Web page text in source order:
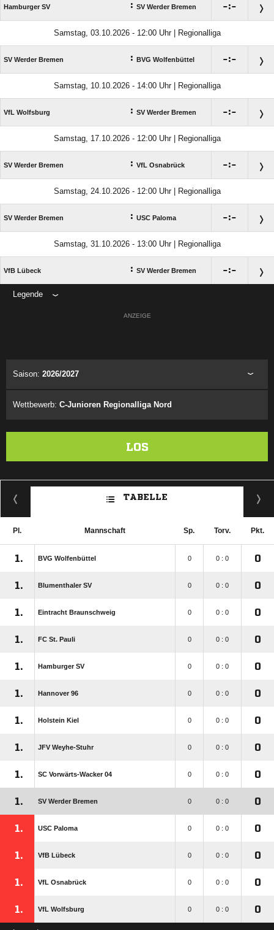
Hamburger SV : SV Werder Bremen :
Samstag, 03.10.2026 - 12:00 Uhr | Regionalliga
SV Werder Bremen : BVG Wolfenbüttel :
Samstag, 10.10.2026 - 14:00 Uhr | Regionalliga
VfL Wolfsburg : SV Werder Bremen :
Samstag, 17.10.2026 - 12:00 Uhr | Regionalliga
SV Werder Bremen : VfL Osnabrück :
Samstag, 24.10.2026 - 12:00 Uhr | Regionalliga
SV Werder Bremen : USC Paloma :
Samstag, 31.10.2026 - 13:00 Uhr | Regionalliga
VfB Lübeck : SV Werder Bremen :
Legende
ANZEIGE
Saison: 2026/2027
Wettbewerb: C-Junioren Regionalliga Nord
LOS
TABELLE
Pl. Mannschaft Sp. Torv. Pkt.
1. BVG Wolfenbüttel 0 0 : 0 0
1. Blumenthaler SV 0 0 : 0 0
1. Eintracht Braunschweig 0 0 : 0 0
1. FC St. Pauli 0 0 : 0 0
1. Hamburger SV 0 0 : 0 0
1. Hannover 96 0 0 : 0 0
1. Holstein Kiel 0 0 : 0 0
1. JFV Weyhe-Stuhr 0 0 : 0 0
1. SC Vorwärts-Wacker 04 0 0 : 0 0
1. SV Werder Bremen 0 0 : 0 0
1. USC Paloma 0 0 : 0 0
1. VfB Lübeck 0 0 : 0 0
1. VfL Osnabrück 0 0 : 0 0
1. VfL Wolfsburg 0 0 : 0 0